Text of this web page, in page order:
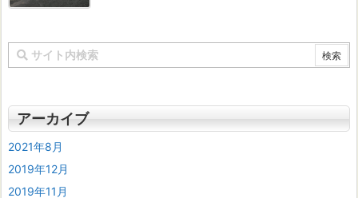
アーカイブ
2021年8月
2019年12月
2019年11月